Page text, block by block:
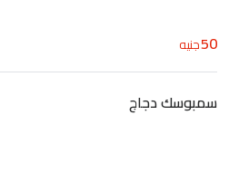
50جنيه
سمبوسك دجاج